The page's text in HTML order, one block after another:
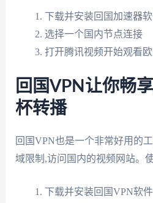
下载并安装回国加速器
选择一个国内节点连接
打开腾讯视频开始观看
回国VPN让你畅
杯转播
回国VPN也是一个非常好用的
域限制,访问国内的视频网站。
下载并安装回国VPN软件